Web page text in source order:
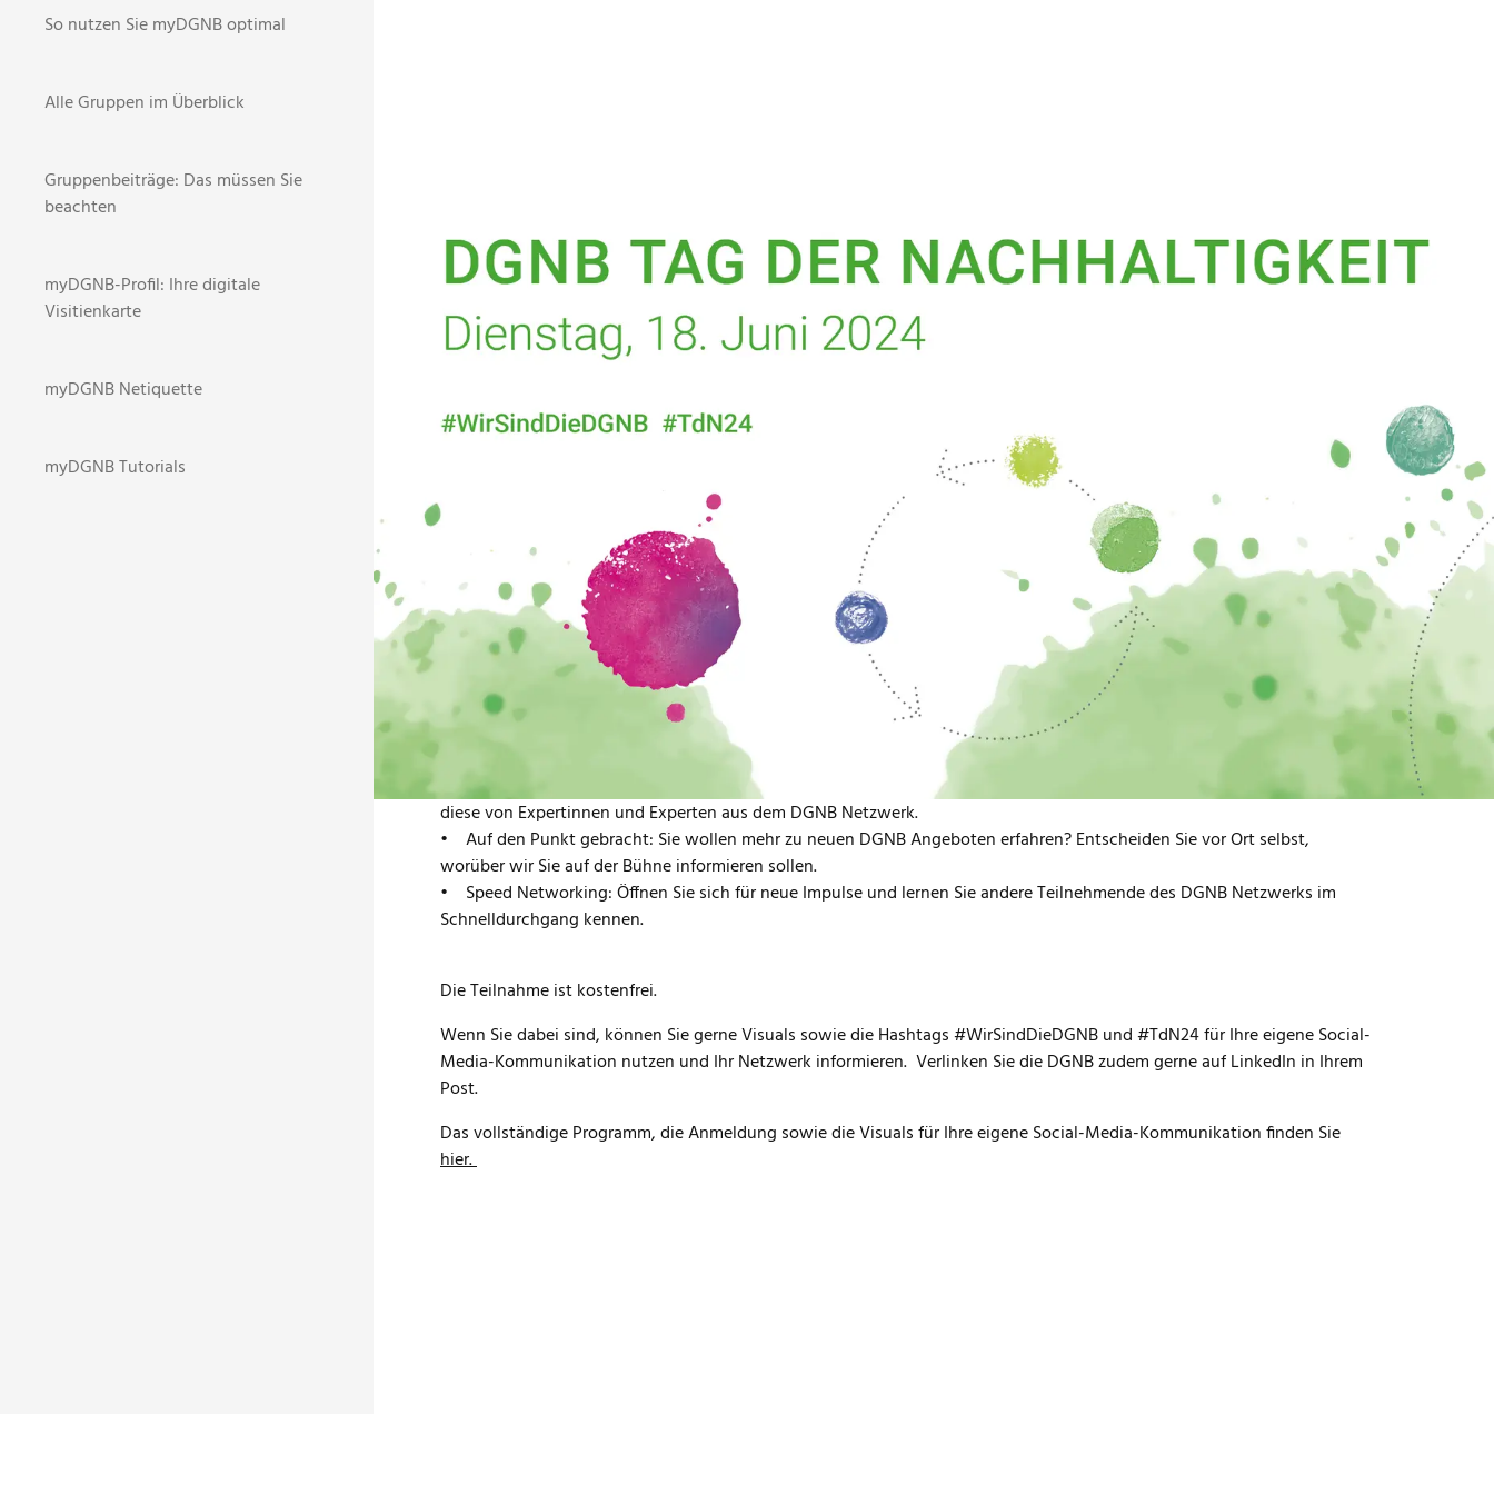
NEWS
3. Juni 2024
Am 18. Juni findet in Stuttgart der diesjährige DGNB Tag der Nachhaltigkeit statt – die zentrale Veranstaltung der DGNB
Community. Der Tag dient zum Netzwerken und Austausch mit Gleichgesinnten und bringt alle Akteure der Bau- und
Immobilienbranche mit dem Fokus auf das nachhaltige Bauen zusammen.
Wir laden alle Interessierten ganz herzlich ein, dabei zu sein!
Den Auftakt des Tages bildet ab 10:00 Uhr wie immer unsere Mitgliederversammlung. Danach können sich alle
Teilnehmenden ab 12.30 Uhr auf ein buntes Bühnen- und Netzwerkprogramm freuen.
• Impulse: Erhalten Sie inspirierende, neue Perspektiven in den Keynotevorträgen von Neurowissenschaftlerin und
Bestseller-Autorin Prof. Dr. Maren Urner sowie Klimajournalistin und Moderatorin Louisa Schneider.
• Innovation trifft Nachhaltigkeit: Lernen Sie die Finalisten der diesjährigen DGNB Sustainability Challenge kennen.
Diese stellen sich in Kurzpräsentationen allen Interessierten vor. Die Sieger werden zudem am Abend bekanntgegeben.
• Marktplatz der Ideen: Treffen Sie die Partner des DGNB Tags der Nachhaltigkeit an ihren Ständen. Für alle, die Lust
haben, bieten wir über den Tag verteilt zudem geführte Rundgänge über den Marktplatz der Ideen an. Begleitet werden
diese von Expertinnen und Experten aus dem DGNB Netzwerk.
• Auf den Punkt gebracht: Sie wollen mehr zu neuen DGNB Angeboten erfahren? Entscheiden Sie vor Ort selbst,
worüber wir Sie auf der Bühne informieren sollen.
• Speed Networking: Öffnen Sie sich für neue Impulse und lernen Sie andere Teilnehmende des DGNB Netzwerks im
Schnelldurchgang kennen.
Die Teilnahme ist kostenfrei.
Wenn Sie dabei sind, können Sie gerne Visuals sowie die Hashtags #WirSindDieDGNB und #TdN24 für Ihre eigene Social-
Media-Kommunikation nutzen und Ihr Netzwerk informieren. Verlinken Sie die DGNB zudem gerne auf LinkedIn in Ihrem
Post.
Das vollständige Programm, die Anmeldung sowie die Visuals für Ihre eigene Social-Media-Kommunikation finden Sie
hier.
So nutzen Sie myDGNB optimal
Alle Gruppen im Überblick
Gruppenbeiträge: Das müssen Sie
beachten
myDGNB-Profil: Ihre digitale
Visitienkarte
myDGNB Netiquette
myDGNB Tutorials